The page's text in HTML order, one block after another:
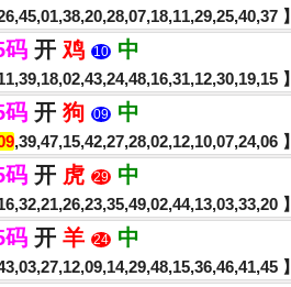
】
码开 鸡 10 中
】
码开 狗 09 中
,39,47,15,42,27,28,02,12,10,07,24,06 】
码开 虎 29 中
】
码开 羊 24 中
】